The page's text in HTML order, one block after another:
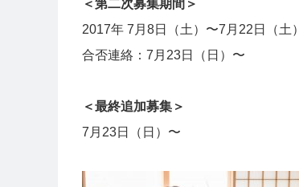
＜第二次募集期間＞
2017年 7月8日（土）〜7月22日（土）
合否連絡：7月23日（日）〜
＜最終追加募集＞
7月23日（日）〜